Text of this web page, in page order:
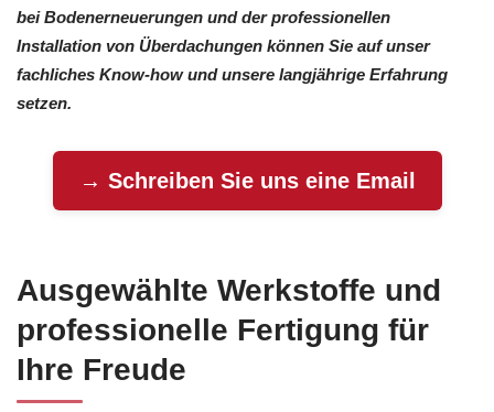
bei Bodenerneuerungen und der professionellen
Installation von Überdachungen können Sie auf unser
fachliches Know-how und unsere langjährige Erfahrung
setzen.
→ Schreiben Sie uns eine Email
Ausgewählte Werkstoffe und
professionelle Fertigung für
Ihre Freude